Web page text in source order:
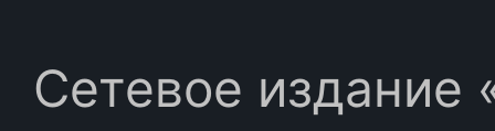
Сетевое издание